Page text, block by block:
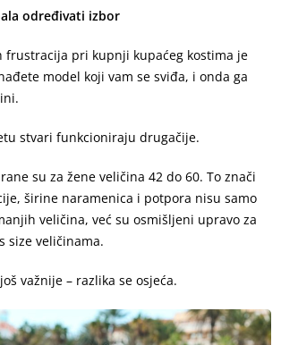
određivati izbor
frustracija pri kupnji kupaćeg kostima je
model koji vam se sviđa, i onda ga
stvari funkcioniraju drugačije.
su za žene veličina 42 do 60. To znači
širine naramenica i potpora nisu samo
veličina, već su osmišljeni upravo za
size veličinama.
važnije – razlika se osjeća.